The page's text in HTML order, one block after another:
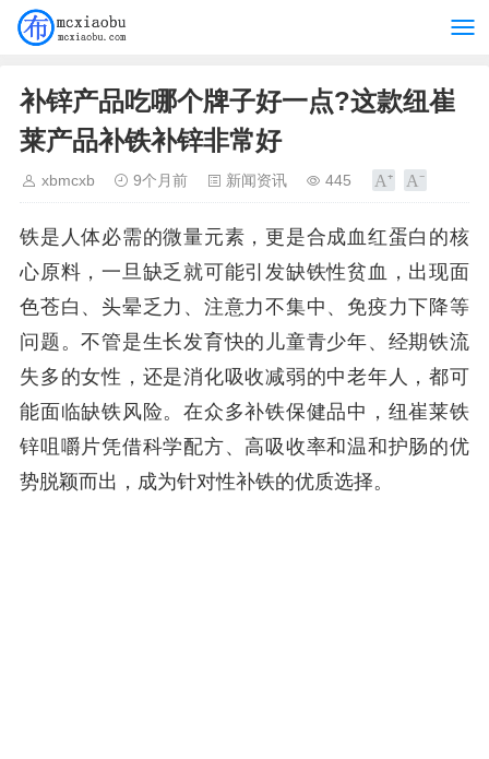
补锌产品吃哪个牌子好一点?这款纽崔
莱产品补铁补锌非常好
xbmcxb 9个月前 新闻资讯 445
铁是人体必需的微量元素，更是合成血红蛋白的核
心原料，一旦缺乏就可能引发缺铁性贫血，出现面
色苍白、头晕乏力、注意力不集中、免疫力下降等
问题。不管是生长发育快的儿童青少年、经期铁流
失多的女性，还是消化吸收减弱的中老年人，都可
能面临缺铁风险。在众多补铁保健品中，纽崔莱铁
锌咀嚼片凭借科学配方、高吸收率和温和护肠的优
势脱颖而出，成为针对性补铁的优质选择。